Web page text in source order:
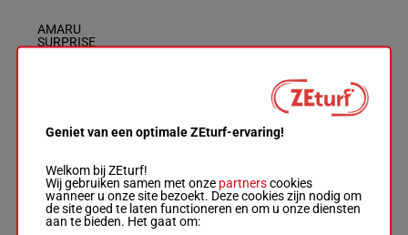
AMARU
SURPRISE
€ 29.375
5a 1a 0a
0m Dm
WALKABOUT
C.L.
Geniet van een optimale ZEturf-ervaring!
Welkom bij ZEturf!
Wij gebruiken samen met onze partnerscookies
wanneer u onze site bezoekt. Deze cookies zijn nodig om
de site goed te laten functioneren en om u onze diensten
aan te bieden. Het gaat om: